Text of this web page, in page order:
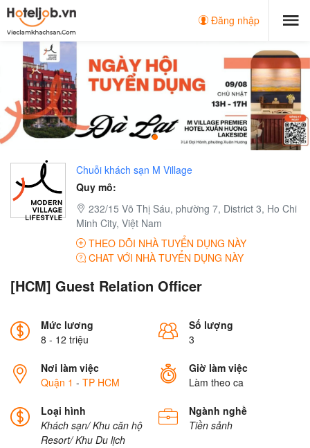
Đăng nhập
Chuỗi khách sạn M Village
Quy mô:
232/15 Võ Thị Sáu, phường 7, District 3, Ho Chi
Minh City, Việt Nam
THEO DÕI NHÀ TUYỂN DỤNG NÀY
CHAT VỚI NHÀ TUYỂN DỤNG NÀY
[HCM] Guest Relation Officer
Mức lương
8 - 12 triệu
Số lượng
3
Nơi làm việc
Quận 1 - TP HCM
Giờ làm việc
Làm theo ca
Loại hình
Khách sạn/ Khu căn hộ
Resort/ Khu Du lịch
Ngành nghề
Tiền sảnh